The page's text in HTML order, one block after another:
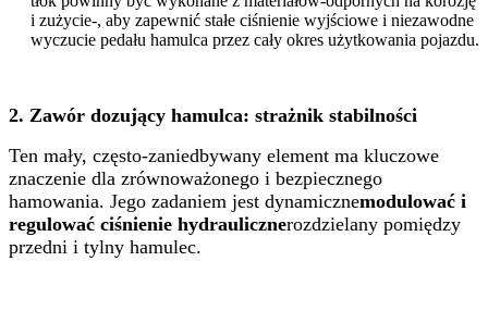
i zużycie-, aby zapewnić stałe ciśnienie wyjściowe i niezawodne
wyczucie pedału hamulca przez cały okres użytkowania pojazdu.
2. Zawór dozujący hamulca: strażnik stabilności
Ten mały, często-zaniedbywany element ma kluczowe
znaczenie dla zrównoważonego i bezpiecznego
hamowania. Jego zadaniem jest dynamicznemodulować i
regulować ciśnienie hydraulicznerozdzielany pomiędzy
przedni i tylny hamulec.